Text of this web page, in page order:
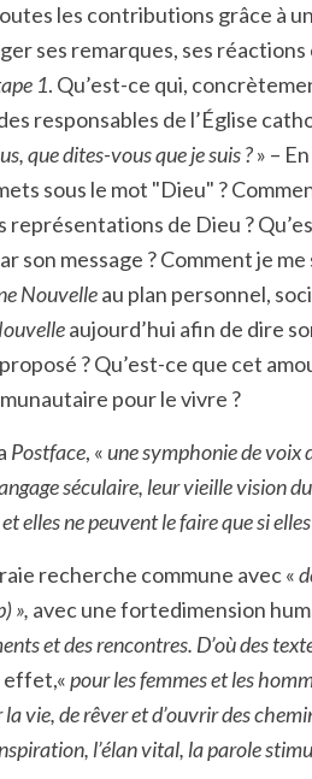
les contributions grâce à un
ses remarques, ses
1. Qu’est-ce qui,
responsables de l’Église
que dites-vous que je suis ?» –
sous le mot "Dieu" ?
représentations de Dieu ?
son message ? Comment je
Nouvelleau plan personnel,
aujourd’hui afin de dire
? Qu’est-ce que cet
pour le vivre ?
Postface, « une symphonie de voix
séculaire, leur vieille vision
elles ne peuvent le faire que si
recherche commune avec «
», avec une fortedimension
et des rencontres. D’où des
effet,«pour les femmes et les
vie, de rêver et d’ouvrir des
l’élan vital, la parole